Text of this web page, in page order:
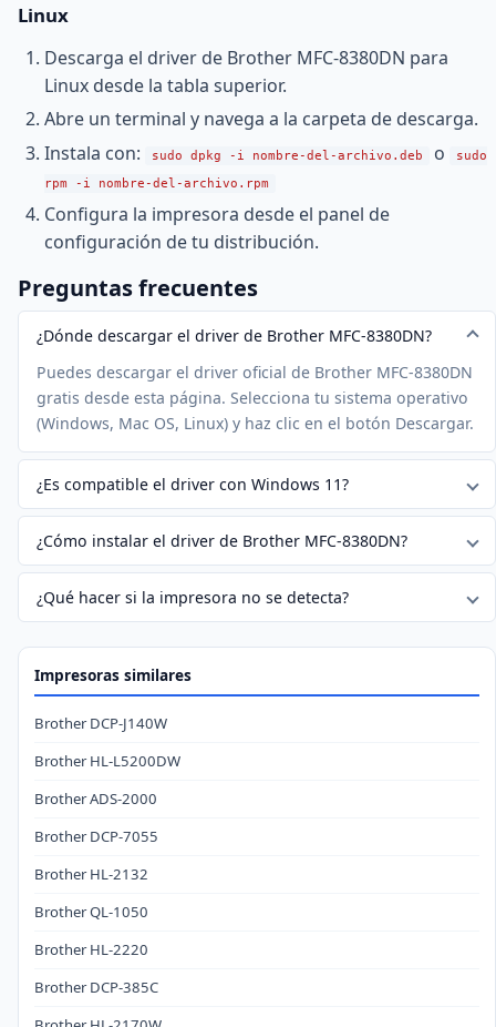
Linux
Descarga el driver de Brother MFC-8380DN para
Linux desde la tabla superior.
Abre un terminal y navega a la carpeta de descarga.
Instala con:
sudo dpkg -i nombre-del-archivo.deb o
sudo
rpm -i nombre-del-archivo.rpm
Configura la impresora desde el panel de
configuración de tu distribución.
Preguntas frecuentes
¿Dónde descargar el driver de Brother MFC-8380DN?
Puedes descargar el driver oficial de Brother MFC-8380DN
gratis desde esta página. Selecciona tu sistema operativo
(Windows, Mac OS, Linux) y haz clic en el botón Descargar.
¿Es compatible el driver con Windows 11?
¿Cómo instalar el driver de Brother MFC-8380DN?
¿Qué hacer si la impresora no se detecta?
Impresoras similares
Brother DCP-J140W
Brother HL-L5200DW
Brother ADS-2000
Brother DCP-7055
Brother HL-2132
Brother QL-1050
Brother HL-2220
Brother DCP-385C